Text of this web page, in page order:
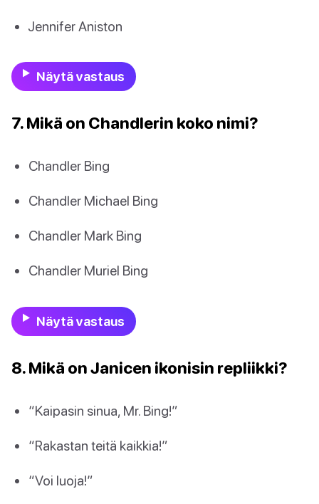
Jennifer Aniston
Näytä vastaus
7. Mikä on Chandlerin koko nimi?
Chandler Bing
Chandler Michael Bing
Chandler Mark Bing
Chandler Muriel Bing
Näytä vastaus
8. Mikä on Janicen ikonisin repliikki?
“Kaipasin sinua, Mr. Bing!”
“Rakastan teitä kaikkia!”
“Voi luoja!”